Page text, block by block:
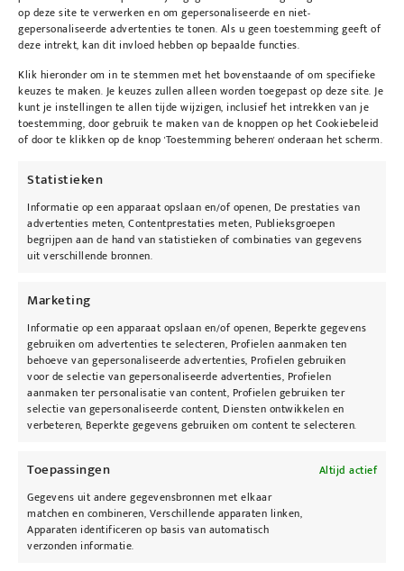
op deze site te verwerken en om gepersonaliseerde en niet-
gepersonaliseerde advertenties te tonen. Als u geen toestemming geeft of
deze intrekt, kan dit invloed hebben op bepaalde functies.
Klik hieronder om in te stemmen met het bovenstaande of om specifieke
keuzes te maken. Je keuzes zullen alleen worden toegepast op deze site. Je
kunt je instellingen te allen tijde wijzigen, inclusief het intrekken van je
toestemming, door gebruik te maken van de knoppen op het Cookiebeleid
of door te klikken op de knop 'Toestemming beheren' onderaan het scherm.
Statistieken
Informatie op een apparaat opslaan en/of openen, De prestaties van
advertenties meten, Contentprestaties meten, Publieksgroepen
begrijpen aan de hand van statistieken of combinaties van gegevens
uit verschillende bronnen.
Marketing
Informatie op een apparaat opslaan en/of openen, Beperkte gegevens
gebruiken om advertenties te selecteren, Profielen aanmaken ten
behoeve van gepersonaliseerde advertenties, Profielen gebruiken
voor de selectie van gepersonaliseerde advertenties, Profielen
aanmaken ter personalisatie van content, Profielen gebruiken ter
selectie van gepersonaliseerde content, Diensten ontwikkelen en
verbeteren, Beperkte gegevens gebruiken om content te selecteren.
Toepassingen
Altijd actief
Gegevens uit andere gegevensbronnen met elkaar
matchen en combineren, Verschillende apparaten linken,
Apparaten identificeren op basis van automatisch
verzonden informatie.
Monika Heiligmann
Lip Perfecting Overnight Mask
€129,00
Toevoegen aan winkelwagen